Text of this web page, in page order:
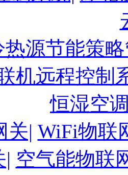
源节能策
机远程控制
恒湿空
关| WiFi物联
| 空气能物联